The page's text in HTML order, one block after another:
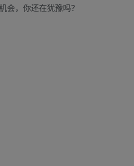
会，你还在犹豫吗？